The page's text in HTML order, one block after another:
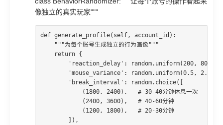
像独立的真实玩家"""
def generate_profile(self, account_id):
    """为每个账号生成独立的行为画像"""
    return {
'reaction_delay': random.uniform(200, 800),
'mouse_variance': random.uniform(0.5, 2.0),
        'break_interval': random.choice([
            (1800, 2400),   # 30-40分钟休息一次
            (2400, 3600),   # 40-60分钟
            (1200, 1800),   # 20-30分钟
        ]),